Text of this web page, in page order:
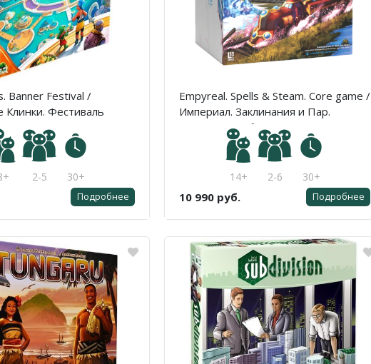
Banner Festival /
Клинки. Фестиваль
2-5 30+
Подробнее
Empyreal. Spells & Steam. Core game /
Империал. Заклинания и Пар.
Базовая коробка
14+ 2-6 30+
10 990 руб. Подробнее